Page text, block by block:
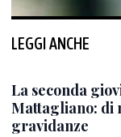
LEGGI ANCHE
La seconda
Mattagliano: di
gravidanze